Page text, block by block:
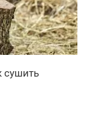
сушить